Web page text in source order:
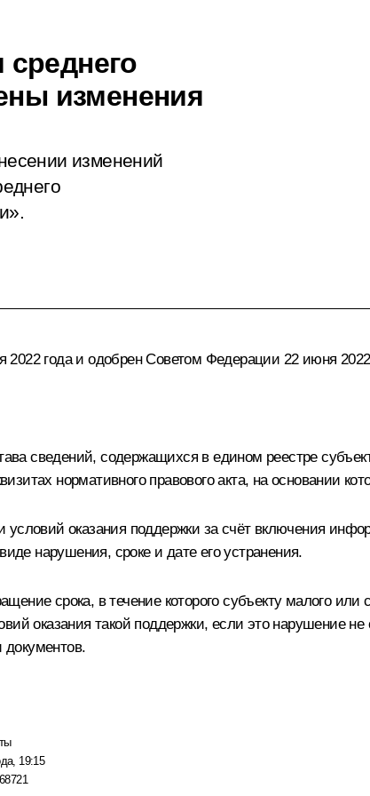
среднего
изменения
изменений
года и одобрен Советом Федерации 22 июня
сведений, содержащихся в едином реестре
нормативного правового акта, на основании
оказания поддержки за счёт включения
нарушения, сроке и дате его устранения.
срока, в течение которого субъекту малого
оказания такой поддержки, если это нарушение
19:15